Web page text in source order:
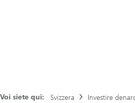
Voi siete qui: Svizzera Investire